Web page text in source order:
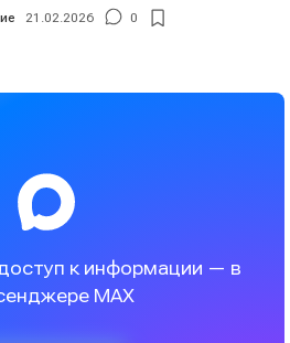
21.02.2026 0
к информации — в
MAX